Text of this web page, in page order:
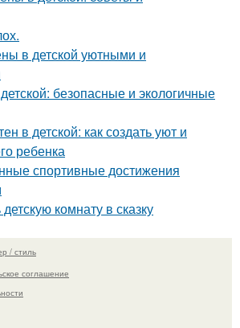
в детской уютными и
безопасные и экологичные
в детской: как создать уют и
ребенка
спортивные достижения
комнату в сказку
/ стиль
соглашение